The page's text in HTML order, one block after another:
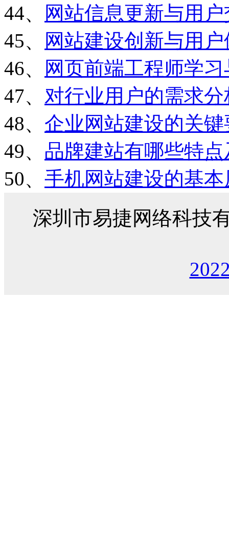
44、
网站信息更新与用
45、
网站建设创新与用
46、
网页前端工程师学
47、 对行业用户的需求
48、 企业网站建设的关
49、 品牌建站有哪些特
50、 手机网站建设的基本
深圳市易捷网络科